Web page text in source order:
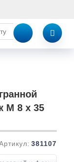
M 8 x 35
381107